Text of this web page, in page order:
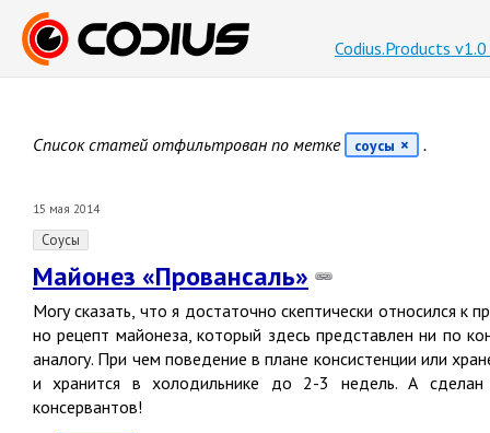
Codius.Products v1.0
Список статей отфильтрован по метке соусы .
15 мая 2014
Соусы
Майонез «Провансаль»
Могу сказать, что я достаточно скептически относился
но рецепт майонеза, который здесь представлен ни по
аналогу. При чем поведение в плане консистенции или
и хранится в холодильнике до 2-3 недель. А сделан
консервантов!